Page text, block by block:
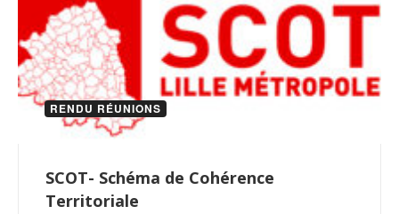
RENDU RÉUNIONS
SCOT- Schéma de Cohérence
Territoriale